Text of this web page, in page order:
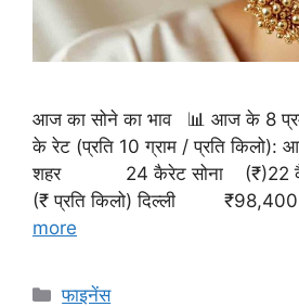
आज का सोने का भाव 📊 आज के 8
के रेट (प्रति 10 ग्राम / प्रति किलो):
शहर 24 कैरेट सोना (₹)22
(₹ प्रति किलो) दिल्ली
more
Categories
फाइनेंस